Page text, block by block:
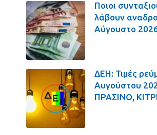
Ποιοι
λάβουν
Αύγουστο
ΔΕΗ: Τιμές
Αυγούστου
ΠΡΑΣΙΝΟ,